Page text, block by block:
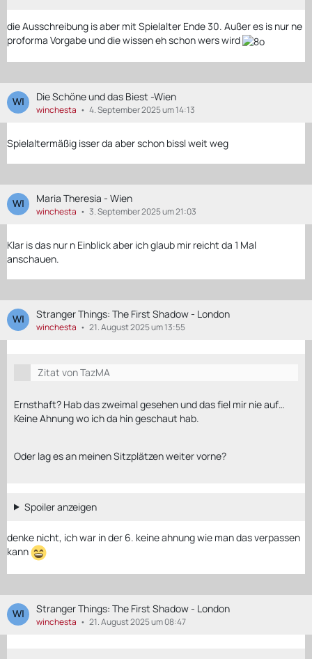
die Ausschreibung is aber mit Spielalter Ende 30. Außer es is nur ne
proforma Vorgabe und die wissen eh schon wers wird
Die Schöne und das Biest -Wien
winchesta 4. September 2025 um 14:13
Spielaltermäßig isser da aber schon bissl weit weg
Maria Theresia - Wien
winchesta 3. September 2025 um 21:03
Klar is das nur n Einblick aber ich glaub mir reicht da 1 Mal
anschauen.
Stranger Things: The First Shadow - London
winchesta 21. August 2025 um 13:55
Zitat von TazMA
Ernsthaft? Hab das zweimal gesehen und das fiel mir nie auf…
Keine Ahnung wo ich da hin geschaut hab.
Oder lag es an meinen Sitzplätzen weiter vorne?
Spoiler anzeigen
denke nicht, ich war in der 6. keine ahnung wie man das verpassen
kann
Stranger Things: The First Shadow - London
winchesta 21. August 2025 um 08:47